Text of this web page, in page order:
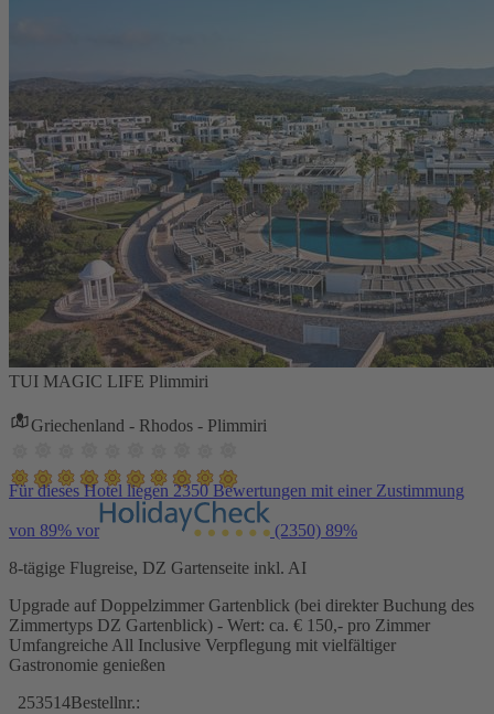
TUI MAGIC LIFE Plimmiri
Griechenland - Rhodos - Plimmiri
Für dieses Hotel liegen 2350 Bewertungen mit einer Zustimmung
von 89% vor (2350) 89%
8-tägige Flugreise, DZ Gartenseite inkl. AI
Upgrade auf Doppelzimmer Gartenblick (bei direkter Buchung des
Zimmertyps DZ Gartenblick) - Wert: ca. € 150,- pro Zimmer
Umfangreiche All Inclusive Verpflegung mit vielfältiger
Gastronomie genießen
253514Bestellnr.: